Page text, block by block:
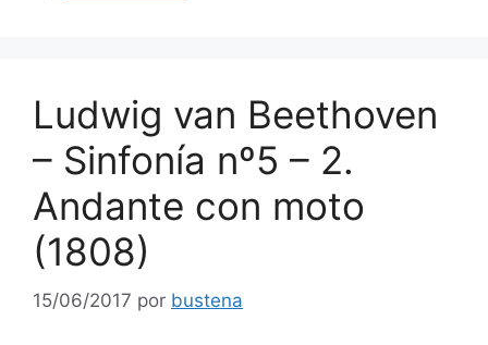
Ludwig van Beethoven
– Sinfonía nº5 – 2.
Andante con moto
(1808)
15/06/2017 por bustena